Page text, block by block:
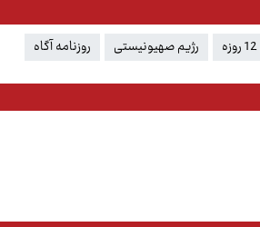
رژیم صهیونیستی روزنامه آگاه